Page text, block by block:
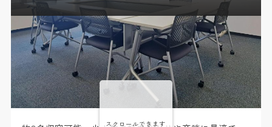
スクロールできます